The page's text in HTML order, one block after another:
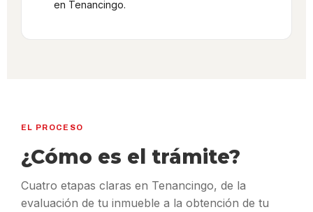
en Tenancingo.
EL PROCESO
¿Cómo es el trámite?
Cuatro etapas claras en Tenancingo, de la
evaluación de tu inmueble a la obtención de tu